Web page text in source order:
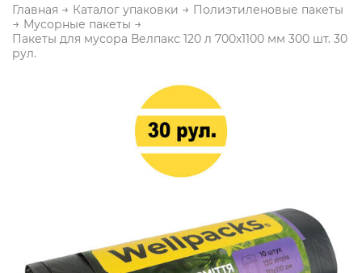
Главная → Каталог упаковки → Полиэтиленовые пакеты
→ Мусорные пакеты →
Пакеты для мусора Велпакс 120 л 700х1100 мм 300 шт. 30
рул.